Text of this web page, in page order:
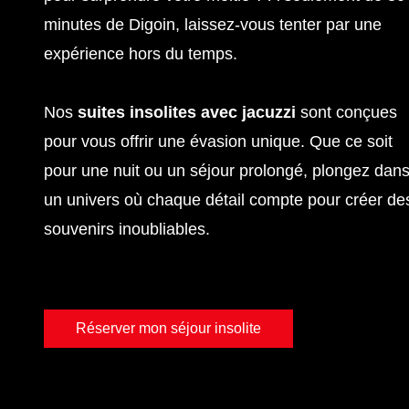
minutes de Digoin, laissez-vous tenter par une
expérience hors du temps.
Nos suites insolites avec jacuzzi sont conçues
pour vous offrir une évasion unique. Que ce soit
pour une nuit ou un séjour prolongé, plongez dans
un univers où chaque détail compte pour créer
souvenirs inoubliables.
Réserver mon séjour insolite